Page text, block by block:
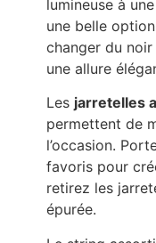
lumineuse à
une belle
changer du
une allure
Les jarretelles
permettent de
l’occasion.
favoris pour
retirez les
épurée.